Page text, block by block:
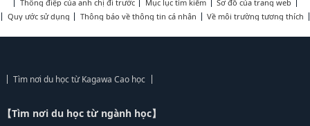
Thông điệp của anh chị đi trước
Mục lục tìm kiếm
Sơ đồ của trang web
Quy ước sử dụng
Thông báo về thông tin cá nhân Về môi trường tương thích
Tìm nơi du học từ Kagawa Cao học
【Tìm nơi du học từ ngành học】